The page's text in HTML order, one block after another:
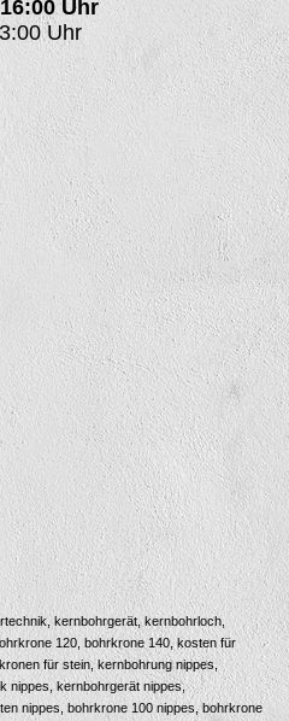
Uhr
Uhr
kernbohrgerät, kernbohrloch,
120, bohrkrone 140, kosten für
für stein, kernbohrung nippes,
nippes, kernbohrgerät nippes,
nippes, bohrkrone 100 nippes, bohrkrone